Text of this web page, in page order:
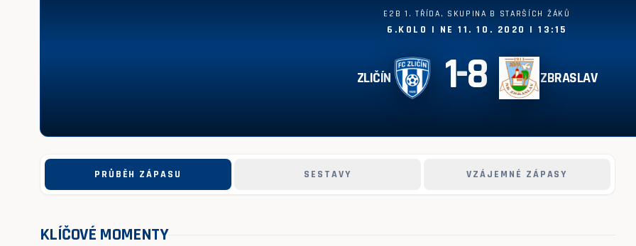
E2B 1. TŘÍDA, SKUPINA B STARŠÍCH ŽÁKŮ
6.KOLO | NE 11. 10. 2020 | 13:15
ZLIČÍN 1-8 ZBRASLAV
PRŮBĚH ZÁPASU SESTAVY VZÁJEMNÉ ZÁPASY
KLÍČOVÉ MOMENTY